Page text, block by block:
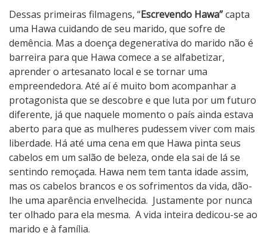
Dessas primeiras filmagens, “Escrevendo Hawa”capta
uma Hawa cuidando de seu marido, que sofre de
demência. Mas a doença degenerativa do marido não é
barreira para que Hawa comece a se alfabetizar,
aprender o artesanato local e se tornar uma
empreendedora. Até aí é muito bom acompanhar a
protagonista que se descobre e que luta por um futuro
diferente, já que naquele momento o país ainda estava
aberto para que as mulheres pudessem viver com mais
liberdade. Há até uma cena em que Hawa pinta seus
cabelos em um salão de beleza, onde ela sai de lá se
sentindo remoçada. Hawa nem tem tanta idade assim,
mas os cabelos brancos e os sofrimentos da vida, dão-
lhe uma aparência envelhecida. Justamente por nunca
ter olhado para ela mesma. A vida inteira dedicou-se ao
marido e à família.